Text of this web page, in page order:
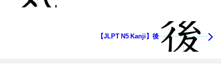
【JLPT N5 Kanji】後